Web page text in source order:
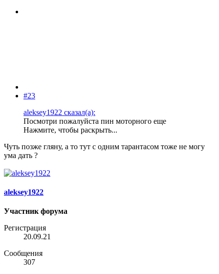
#23
aleksey1922 сказал(а):
Посмотри пожалуйста пин моторного еще
Нажмите, чтобы раскрыть...
Чуть позже гляну, а то тут с одним тарантасом тоже не могу
ума дать ?
aleksey1922
Участник форума
Регистрация
20.09.21
Сообщения
307